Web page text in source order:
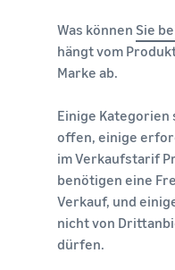
Was können Sie
hängt vom
Marke ab.
Einige
offen, einige
im Verkaufstarif
benötigen eine
Verkauf, und
nicht von
dürfen.